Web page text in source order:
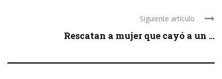
Siguiente artículo
Rescatan a mujer que cayó a un ...